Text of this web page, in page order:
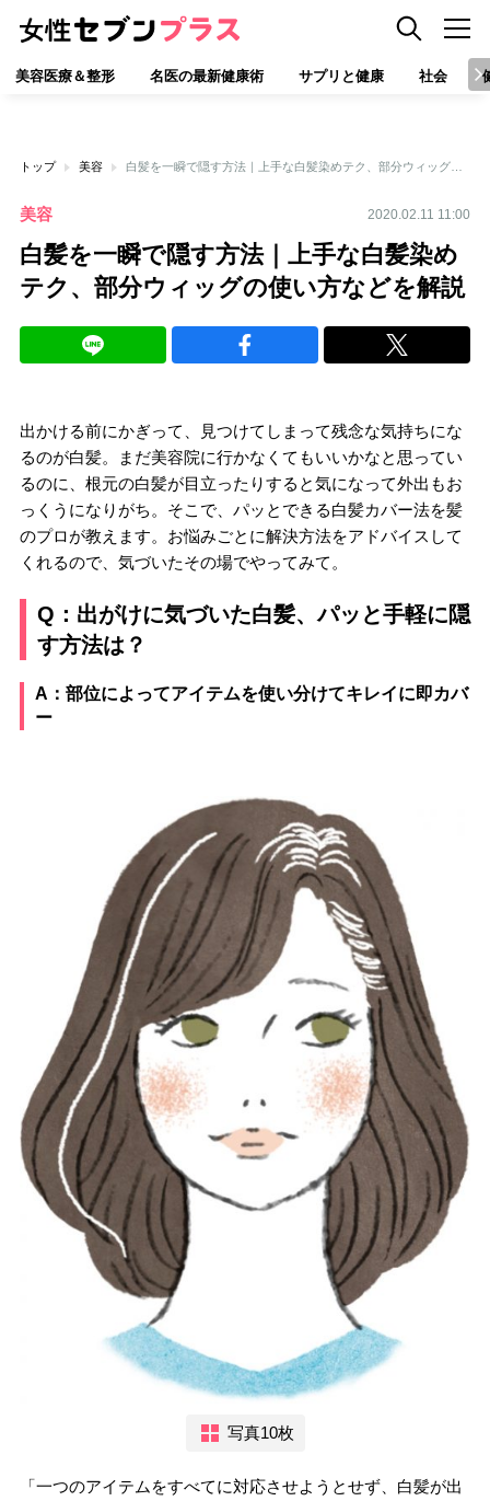
美容医療＆整形 名医の最新健康術 サプリと健康 社会
トップ 美容 白髪を一瞬で隠す方法｜上手な白髪染めテク、部分ウィッグの使い方などを解説
美容 2020.02.11 11:00
白髪を一瞬で隠す方法｜上手な白髪染め
テク、部分ウィッグの使い方などを解説
出かける前にかぎって、見つけてしまって残念な気持ちにな
るのが白髪。まだ美容院に行かなくてもいいかなと思ってい
るのに、根元の白髪が目立ったりすると気になって外出もお
っくうになりがち。そこで、パッとできる白髪カバー法を髪
のプロが教えます。お悩みごとに解決方法をアドバイスして
くれるので、気づいたその場でやってみて。
Q：出がけに気づいた白髪、パッと手軽に隠
す方法は？
A：部位によってアイテムを使い分けてキレイに即カバ
ー
写真10枚
「一つのアイテムをすべてに対応させようとせず、白髪が出